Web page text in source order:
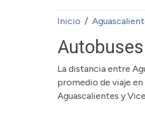
Inicio
La distancia entre
promedio de viaje
Aguascalientes y